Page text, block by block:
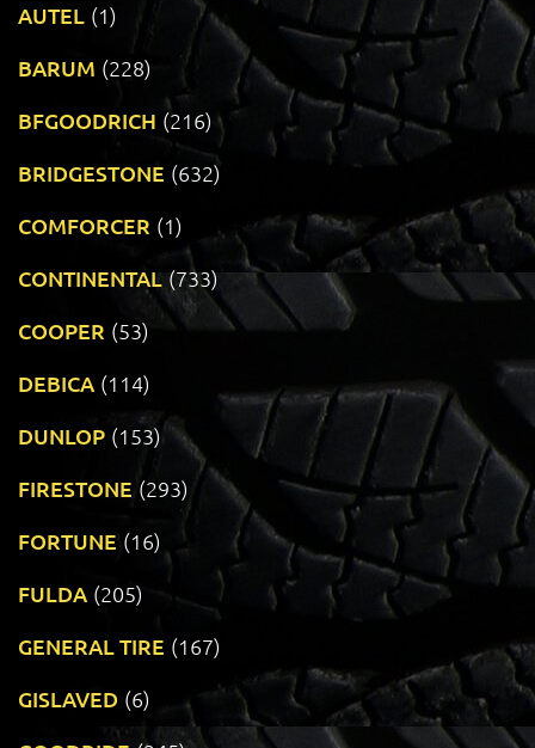
AUTEL (1)
BARUM (228)
BFGOODRICH (216)
BRIDGESTONE (632)
COMFORCER (1)
CONTINENTAL (733)
COOPER (53)
DEBICA (114)
DUNLOP (153)
FIRESTONE (293)
FORTUNE (16)
FULDA (205)
GENERAL TIRE (167)
GISLAVED (6)